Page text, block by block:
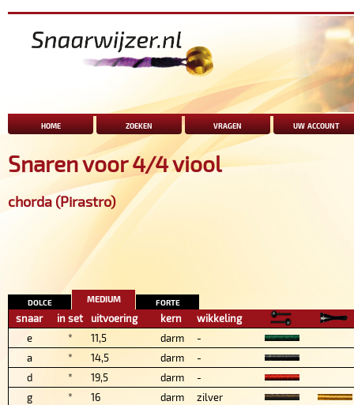
home zoeken vragen uw account
Snaren voor 4/4 viool
chorda (Pirastro)
dolce medium forte
snaar in set uitvoering kern
wikkeling
e
* 11,5 darm
-
a
* 14,5 darm
-
d
* 19,5 darm
-
g
* 16 darm
zilver